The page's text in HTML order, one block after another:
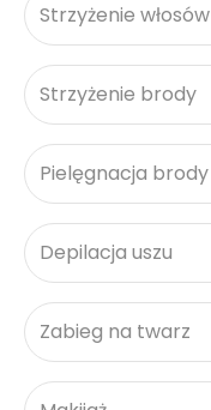
Strzyżenie włosów
Strzyżenie brody
Pielęgnacja brody
Depilacja uszu
Zabieg na twarz